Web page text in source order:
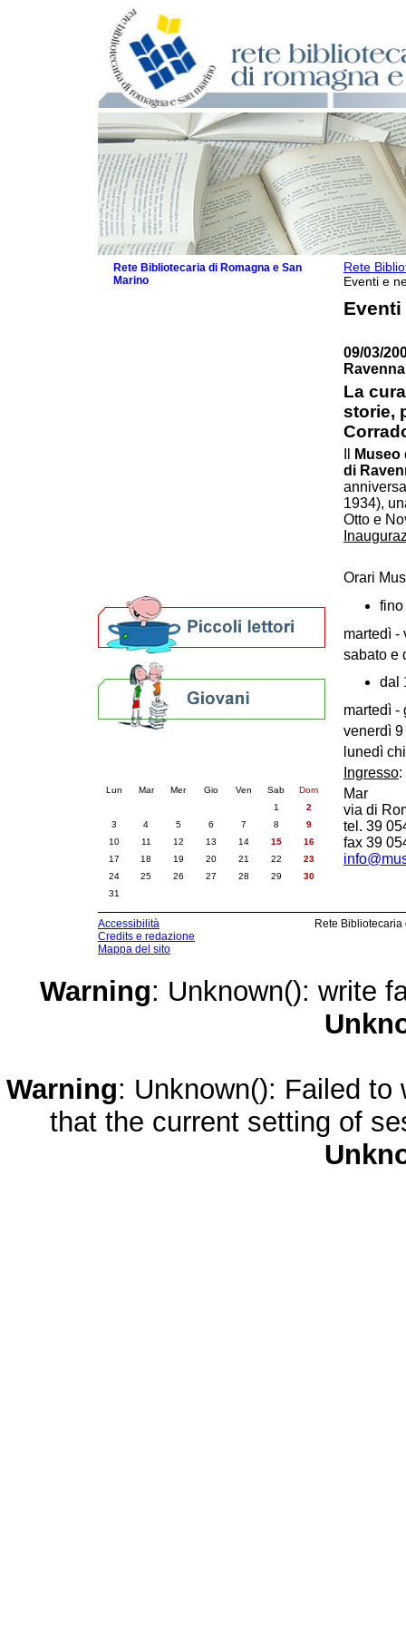
Rete
Eventi e
Eventi
09/03/
Ravenna
La
storie,
di
1934),
Otto e
Orari
fino
martedì -
sabato e
dal
martedì -
venerdì
lunedì
Ingresso:
Mar
via di
tel. 39
fax 39
Rete Bibliotecaria di Romagna e San
Marino
Lun Mar Mer Gio Ven Sab
Dom
1
2
3
4 5 6 7 8
9
10
11 12 13 14 15
16
17
18 19 20 21 22
23
24
25 26 27 28 29
30
31
Accessibilità
Credits e redazione
Mappa del sito
Rete
Warning: Unknown(): write
Warning: Unknown(): Failed
that the current setting of